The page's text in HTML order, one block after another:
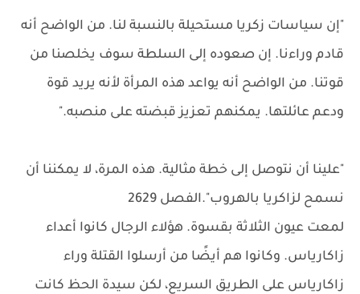
"إن سياسات زكريا مستحيلة بالنسبة لنا. من الواضح أنه
قادم وراءنا. إن صعوده إلى السلطة سوف يخلصنا من
قوتنا. من الواضح أنه يواعد هذه المرأة لأنه يريد قوة
ودعم عائلتها. يمكنهم تعزيز قبضته على منصبه."
"علينا أن نتوصل إلى خطة مثالية. هذه المرة، لا يمكننا أن
نسمح لزاكريا بالهروب".الفصل 2629
لمعت عيون الثلاثة بقسوة. هؤلاء الرجال كانوا أعداء
زاكارياس. وكانوا هم أيضًا من أرسلوا القتلة وراء
زاكارياس على الطريق السريع، لكن سيدة الحظ كانت